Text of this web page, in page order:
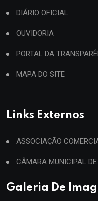
DIÁRIO OFICIAL
OUVIDORIA
PORTAL DA
MAPA DO SITE
Links Externos
ASSOCIAÇÃO
CÂMARA MUNICIPAL
Galeria De